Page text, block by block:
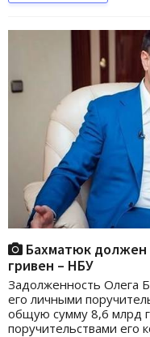
Бахматюк должен
гривен – НБУ
Задолженность Олега
его личными
общую сумму 8,6 млрд
поручительствами его